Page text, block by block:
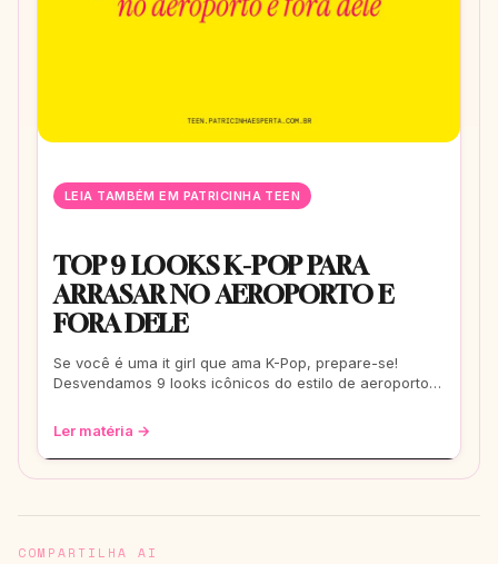
LEIA TAMBÉM EM PATRICINHA TEEN
TOP 9 LOOKS K-POP PARA
ARRASAR NO AEROPORTO E
FORA DELE
Se você é uma it girl que ama K-Pop, prepare-se!
Desvendamos 9 looks icônicos do estilo de aeroporto
Ler matéria →
COMPARTILHA AI